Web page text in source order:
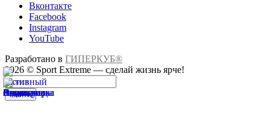
Вконтакте
Facebook
Instagram
YouTube
Разработано в ГИПЕРКУБ®
2026 © Sport Extreme — сделай жизнь ярче!
Найти